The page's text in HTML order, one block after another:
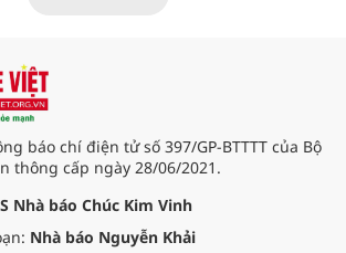
báo chí điện tử số 397/GP-BTTTT của Bộ
thông cấp ngày 28/06/2021.
Nhà báo Chúc Kim Vinh
Nhà báo Nguyễn Khải